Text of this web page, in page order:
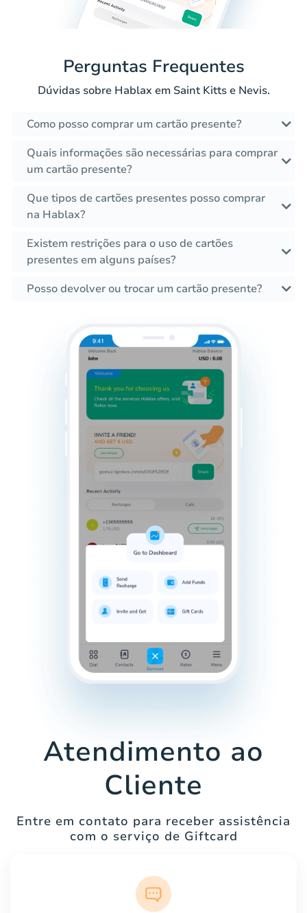
Perguntas Frequentes
Dúvidas sobre Hablax em Saint Kitts e Nevis.
Como posso comprar um cartão presente?
Quais informações são necessárias para comprar
um cartão presente?
Que tipos de cartões presentes posso comprar
na Hablax?
Existem restrições para o uso de cartões
presentes em alguns países?
Posso devolver ou trocar um cartão presente?
Atendimento ao
Cliente
Entre em contato para receber assistência
com o serviço de Giftcard